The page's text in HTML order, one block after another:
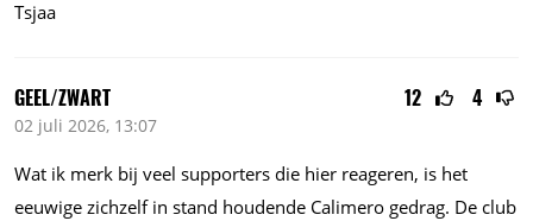
Tsjaa
12 4
GEEL/ZWART
02 juli 2026, 13:07
Wat ik merk bij veel supporters die hier reageren, is het
eeuwige zichzelf in stand houdende Calimero gedrag. De club